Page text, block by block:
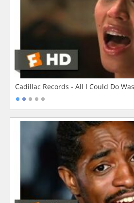
Cadillac Records - All I Could Do